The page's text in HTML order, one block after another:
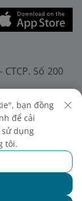
Số 200
(+84-24)
mã số
đầu ngày
10 ngày
phố Hà Nội.
bạn đồng
để cải
dụng
tôi.